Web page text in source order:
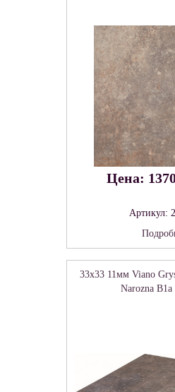
Цена:
Артикул:
33x33 11мм Viano
Narozna B1a